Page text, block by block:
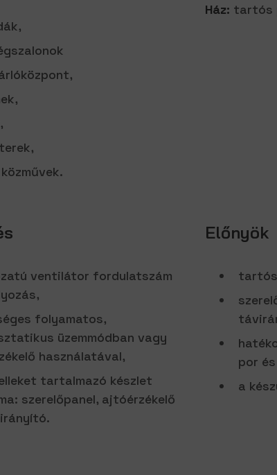
Ház: tartós
ventilátor fordulatszám
folyamatos,
üzemmódban vagy
használatával,
tartalmazó készlet
szerelőpanel, ajtóérzékelő
Előnyök
por
a